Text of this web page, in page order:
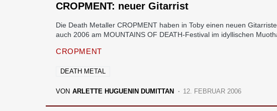
CROPMENT: neuer Gitarrist
Die Death Metaller CROPMENT haben in Toby einen neuen
auch 2006 am MOUNTAINS OF DEATH-Festival im idyllischen
CROPMENT
DEATH METAL
VON ARLETTE HUGUENIN DUMITTAN 12. FEBRUAR 2006